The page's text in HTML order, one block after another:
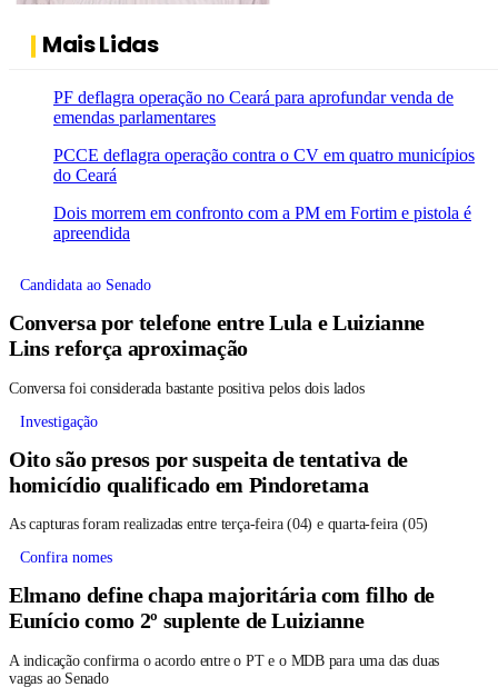
Mais Lidas
PF deflagra operação no Ceará para aprofundar venda de
emendas parlamentares
PCCE deflagra operação contra o CV em quatro municípios
do Ceará
Dois morrem em confronto com a PM em Fortim e pistola é
apreendida
Candidata ao Senado
Conversa por telefone entre Lula e Luizianne
Lins reforça aproximação
Conversa foi considerada bastante positiva pelos dois lados
Investigação
Oito são presos por suspeita de tentativa de
homicídio qualificado em Pindoretama
As capturas foram realizadas entre terça-feira (04) e quarta-feira (05)
Confira nomes
Elmano define chapa majoritária com filho de
Eunício como 2º suplente de Luizianne
A indicação confirma o acordo entre o PT e o MDB para uma das duas
vagas ao Senado